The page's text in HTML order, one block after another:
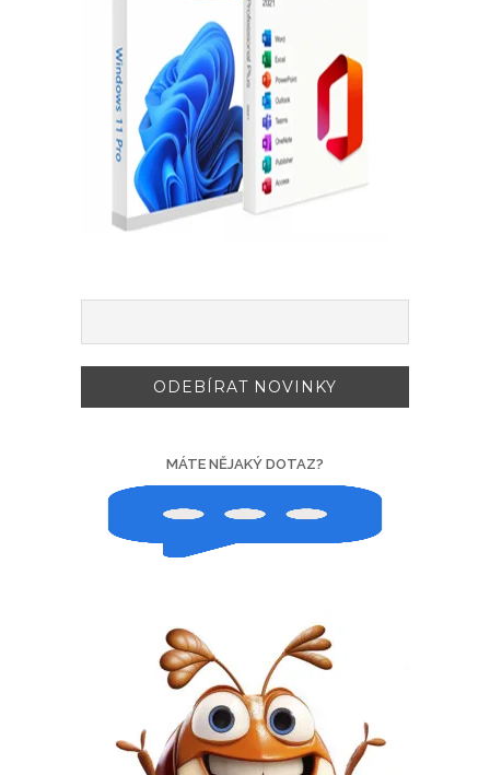
MÁTE NĚJAKÝ DOTAZ?